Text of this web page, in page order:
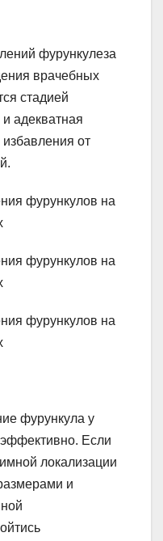
фурункулеза
врачебных
стадией
адекватная
избавления от
фурункула у
Если
локализации
и